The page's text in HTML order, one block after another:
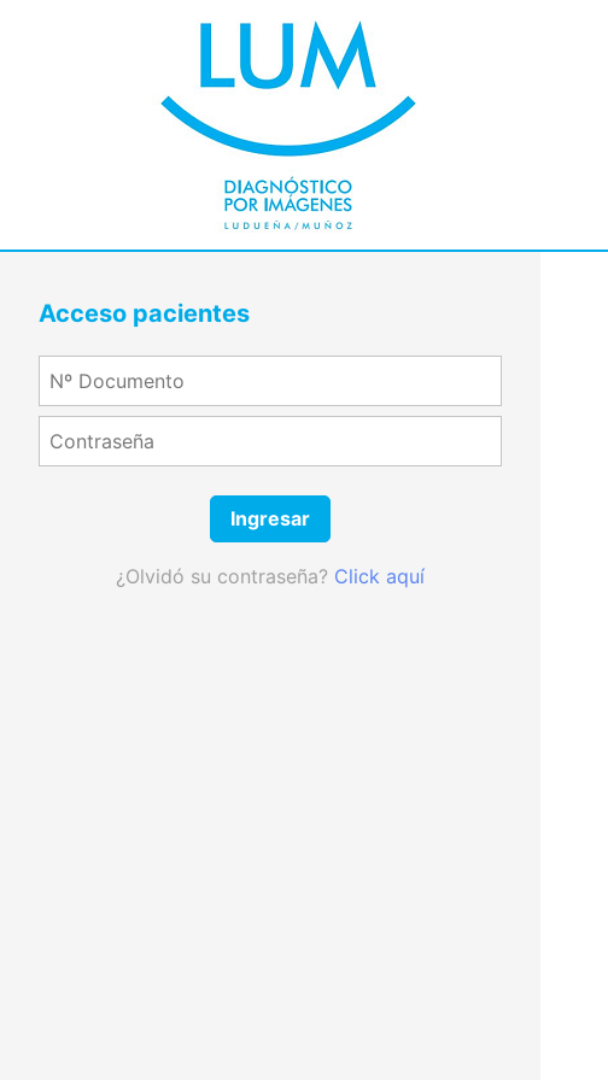
Acceso pacientes
¿Olvidó su contraseña? Click aquí